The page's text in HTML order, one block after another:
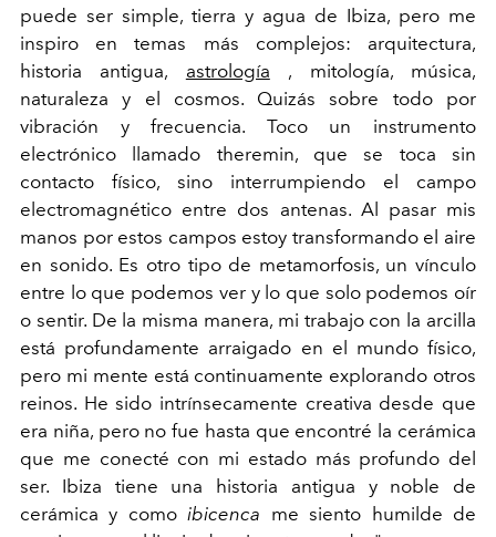
puede ser simple, tierra y agua de Ibiza, pero me
inspiro en temas más complejos: arquitectura,
historia antigua, astrología , mitología, música,
naturaleza y el cosmos. Quizás sobre todo por
vibración y frecuencia. Toco un instrumento
electrónico llamado theremin, que se toca sin
contacto físico, sino interrumpiendo el campo
electromagnético entre dos antenas. Al pasar mis
manos por estos campos estoy transformando el aire
en sonido. Es otro tipo de metamorfosis, un vínculo
entre lo que podemos ver y lo que solo podemos oír
o sentir. De la misma manera, mi trabajo con la arcilla
está profundamente arraigado en el mundo físico,
pero mi mente está continuamente explorando otros
reinos. He sido intrínsecamente creativa desde que
era niña, pero no fue hasta que encontré la cerámica
que me conecté con mi estado más profundo del
ser. Ibiza tiene una historia antigua y noble de
cerámica y comoibicenca me siento humilde de